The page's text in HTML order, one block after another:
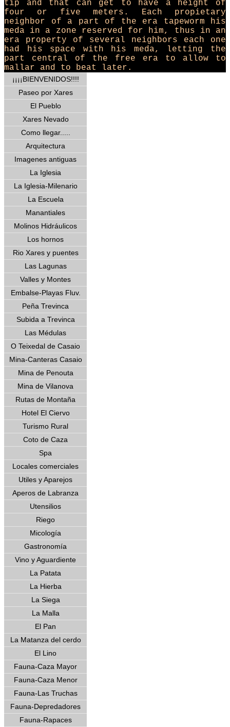
tip and that can get to have a height of
four or five meters. Each propietary
neighbor of a part of the era tapeworm his
meda in a zone reserved for him, thus in an
era property of several neighbors each one
had his space with his meda, letting the
part central of the free era to allow to
mallar and to beat later.
¡¡¡¡BIENVENIDOS!!!!
Paseo por Xares
El Pueblo
Xares Nevado
Como llegar.....
Arquitectura
Imagenes antiguas
La Iglesia
La Iglesia-Milenario
La Escuela
Manantiales
Molinos Hidráulicos
Los hornos
Rio Xares y puentes
Las Lagunas
Valles y Montes
Embalse-Playas Fluv.
Peña Trevinca
Subida a Trevinca
Las Médulas
O Teixedal de Casaio
Mina-Canteras Casaio
Mina de Penouta
Mina de Vilanova
Rutas de Montaña
Hotel El Ciervo
Turismo Rural
Coto de Caza
Spa
Locales comerciales
Utiles y Aparejos
Aperos de Labranza
Utensilios
Riego
Micología
Gastronomía
Vino y Aguardiente
La Patata
La Hierba
La Siega
La Malla
El Pan
La Matanza del cerdo
El Lino
Fauna-Caza Mayor
Fauna-Caza Menor
Fauna-Las Truchas
Fauna-Depredadores
Fauna-Rapaces